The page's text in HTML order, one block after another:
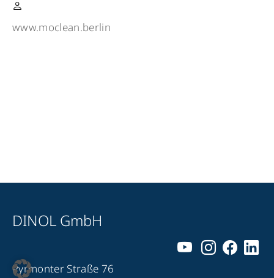
www.moclean.berlin
DINOL GmbH
Pyrmonter Straße 76